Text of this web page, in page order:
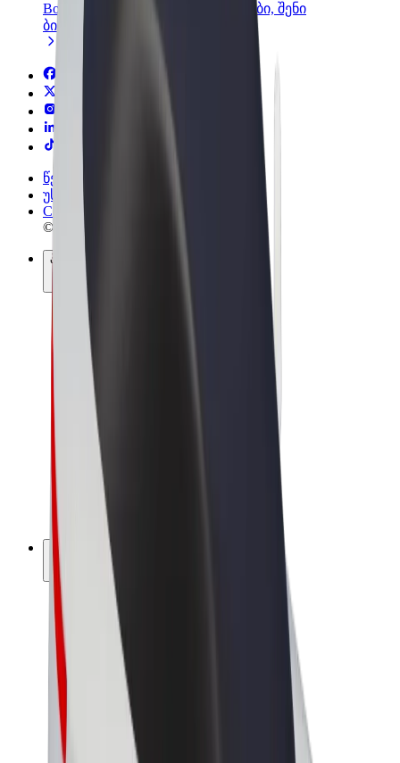
Bolt-ის პროდუქტები და სერვისები, შენი
ბიზნესისთვის
წესები და პირობები
უსაფრთხოება
Cookies
© 2026 Bolt Technology OÜ
პროდუქტები
მგზავრობები
სკუტერები
Bolt Market
Bolt Food
Bolt Drive
Bolt ბიზნესისთვის
ელ. ბაიკი
Bolt Plus
გამოიმუშავე Bolt-თან ერთად
მძღოლები
მძღოლის შემოსავლები
კურიერები
კურიერის შემოსავლები
Bolt Food პარტნიორები
ავტოპარკები